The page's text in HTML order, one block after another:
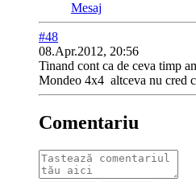
Mesaj
#48
08.Apr.2012, 20:56
Tinand cont ca de ceva timp
Mondeo 4x4 altceva nu cred
Comentariu